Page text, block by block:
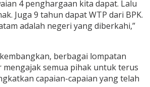
4 penghargaan kita dapat. Lalu
Juga 9 tahun dapat WTP dari BPK.
adalah negeri yang diberkahi,”
berbagai lompatan
mengajak semua pihak untuk terus
capaian-capaian yang telah